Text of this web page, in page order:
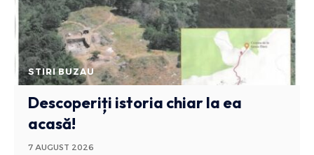
STIRI BUZAU
Descoperiți istoria chiar la ea
acasă!
7 AUGUST 2026